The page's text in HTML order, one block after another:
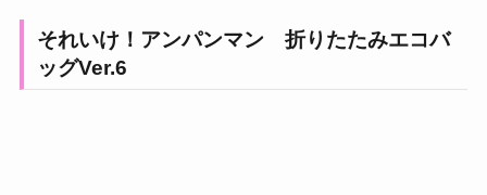
それいけ！アンパンマン 折りたたみエコバ
ッグVer.6